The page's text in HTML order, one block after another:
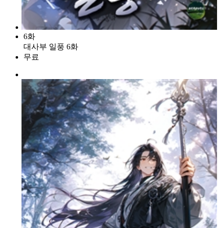
6화
대사부 일풍 6화
무료